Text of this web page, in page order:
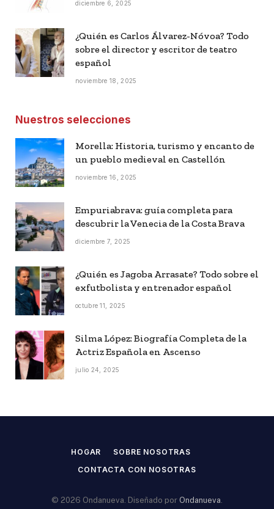
diciembre 6, 2025
¿Quién es Carlos Álvarez-Nóvoa? Todo
sobre el director y escritor de teatro
español
noviembre 18, 2025
Nuestros selecciones
Morella: Historia, turismo y encanto de
un pueblo medieval en Castellón
noviembre 16, 2025
Empuriabrava: guía completa para
descubrir la Venecia de la Costa Brava
diciembre 7, 2025
¿Quién es Jagoba Arrasate? Todo sobre el
exfutbolista y entrenador español
octubre 11, 2025
Silma López: Biografía Completa de la
Actriz Española en Ascenso
julio 24, 2025
HOGAR
SOBRE NOSOTRAS
CONTACTA CON NOSOTRAS
© 2026 Ondanueva. Diseñado por Ondanueva